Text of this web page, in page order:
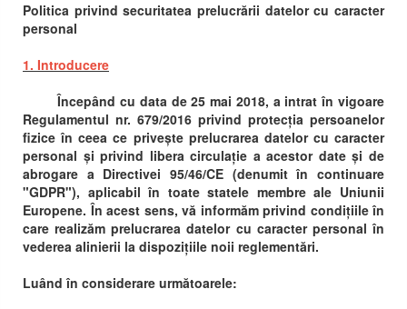
Politica privind securitatea prelucrării datelor cu caracter
personal
1. Introducere
Începând cu data de 25 mai 2018, a intrat în vigoare
Regulamentul nr. 679/2016 privind protecția persoanelor
fizice în ceea ce privește prelucrarea datelor cu caracter
personal și privind libera circulație a acestor date și de
abrogare a Directivei 95/46/CE (denumit în continuare
"GDPR"), aplicabil în toate statele membre ale Uniunii
Europene. În acest sens, vă informăm privind condițiile în
care realizăm prelucrarea datelor cu caracter personal în
vederea alinierii la dispozițiile noii reglementări.
Luând în considerare următoarele: